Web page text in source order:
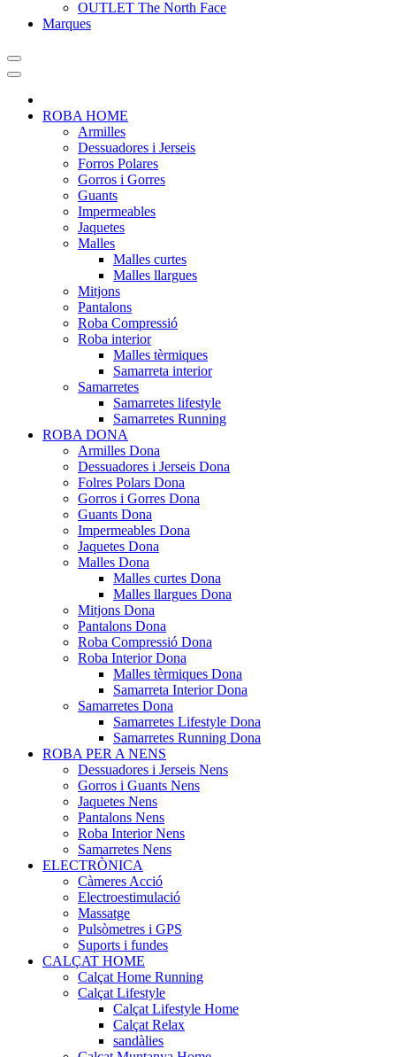
OUTLET The North Face
Marques
ROBA HOME
Armilles
Dessuadores i Jerseis
Forros Polares
Gorros i Gorres
Guants
Impermeables
Jaquetes
Malles
Malles curtes
Malles llargues
Mitjons
Pantalons
Roba Compressió
Roba interior
Malles tèrmiques
Samarreta interior
Samarretes
Samarretes lifestyle
Samarretes Running
ROBA DONA
Armilles Dona
Dessuadores i Jerseis Dona
Folres Polars Dona
Gorros i Gorres Dona
Guants Dona
Impermeables Dona
Jaquetes Dona
Malles Dona
Malles curtes Dona
Malles llargues Dona
Mitjons Dona
Pantalons Dona
Roba Compressió Dona
Roba Interior Dona
Malles tèrmiques Dona
Samarreta Interior Dona
Samarretes Dona
Samarretes Lifestyle Dona
Samarretes Running Dona
ROBA PER A NENS
Dessuadores i Jerseis Nens
Gorros i Guants Nens
Jaquetes Nens
Pantalons Nens
Roba Interior Nens
Samarretes Nens
ELECTRÒNICA
Càmeres Acció
Electroestimulació
Massatge
Pulsòmetres i GPS
Suports i fundes
CALÇAT HOME
Calçat Home Running
Calçat Lifestyle
Calçat Lifestyle Home
Calçat Relax
sandàlies